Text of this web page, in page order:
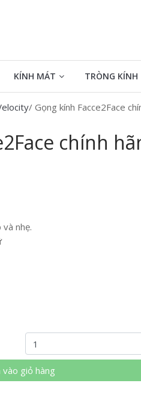
KÍNH MÁT TRÒNG KÍNH
/ Gọng kính Facce2Face
chính
nhẹ.
Gọng
kính
Facce2Face
chính
vào giỏ hàng